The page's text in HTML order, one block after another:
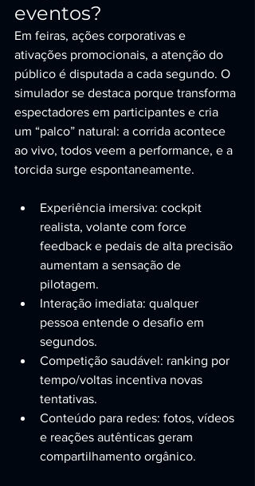
eventos?
Em feiras, ações corporativas e
ativações promocionais, a atenção do
público é disputada a cada segundo. O
simulador se destaca porque transforma
espectadores em participantes e cria
um “palco” natural: a corrida acontece
ao vivo, todos veem a performance, e a
torcida surge espontaneamente.
Experiência imersiva: cockpit
realista, volante com force
feedback e pedais de alta precisão
aumentam a sensação de
pilotagem.
Interação imediata: qualquer
pessoa entende o desafio em
segundos.
Competição saudável: ranking por
tempo/voltas incentiva novas
tentativas.
Conteúdo para redes: fotos, vídeos
e reações autênticas geram
compartilhamento orgânico.